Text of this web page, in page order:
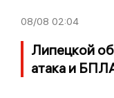
08/08 02:04
Липецкой
атака и